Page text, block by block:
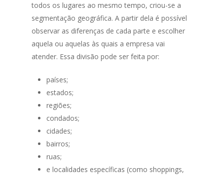
todos os lugares ao mesmo tempo, criou-se a
segmentação geográfica. A partir dela é possível
observar as diferenças de cada parte e escolher
aquela ou aquelas às quais a empresa vai
atender. Essa divisão pode ser feita por:
países;
estados;
regiões;
condados;
cidades;
bairros;
ruas;
e localidades específicas (como shoppings,